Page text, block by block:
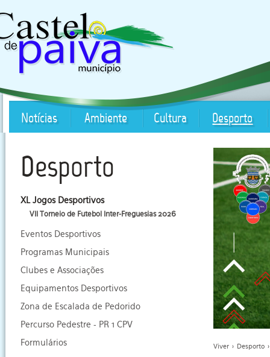
Notícias Ambiente Cultura Desporto
Desporto
XL Jogos Desportivos
VII Torneio de Futebol Inter-Freguesias 2026
Eventos Desportivos
Programas Municipais
Clubes e Associações
Equipamentos Desportivos
Zona de Escalada de Pedorido
Percurso Pedestre - PR 1 CPV
Formulários
Viver > Desporto >